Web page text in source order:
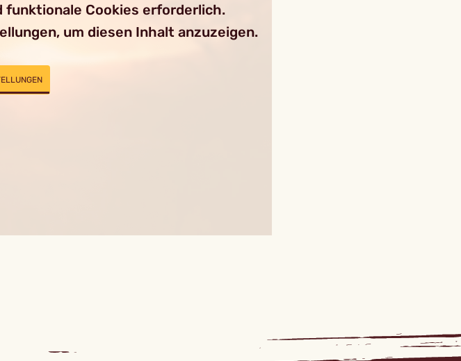
funktionale Cookies erforderlich.
um diesen Inhalt anzuzeigen.